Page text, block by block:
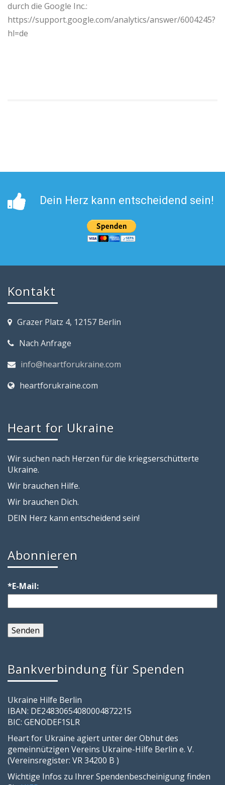
durch die Google Inc.:
https://support.google.com/analytics/answer/6004245?
hl=de
Dein Herz kann entscheidend sein!
Kontakt
Grazer Platz 4, 12157 Berlin
Nach Anfrage
info@heartforukraine.com
heartforukraine.com
Heart for Ukraine
Wir suchen nach Herzen für die kriegserschütterte
Ukraine.
Wir brauchen Hilfe.
Wir brauchen Dich.
DEIN Herz kann entscheidend sein!
Abonnieren
*E-Mail:
Bankverbindung für Spenden
Ukraine Hilfe Berlin
IBAN: DE24830654080004872215
BIC: GENODEF1SLR
Heart for Ukraine agiert unter der Obhut des
gemeinnützigen Vereins Ukraine-Hilfe Berlin e. V.
(Vereinsregister: VR 34200 B )
Wichtige Infos zu Ihrer Spendenbescheinigung finden